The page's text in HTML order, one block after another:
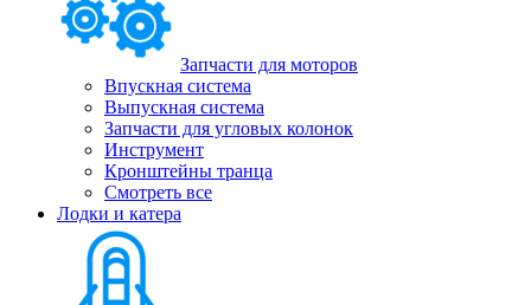
Запчасти для моторов
Впускная система
Выпускная система
Запчасти для угловых колонок
Инструмент
Кронштейны транца
Смотреть все
Лодки и катера